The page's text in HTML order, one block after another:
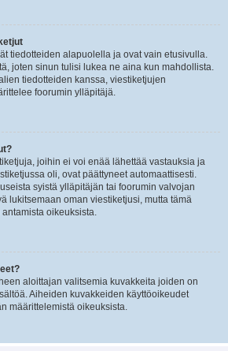
tiedotteiden alapuolella ja ovat vain etusivulla.
joten sinun tulisi lukea ne aina kun mahdollista.
tiedotteiden kanssa, viestiketjujen
foorumin ylläpitäjä.
joihin ei voi enää lähettää vastauksia ja
oli, ovat päättyneet automaattisesti.
syistä ylläpitäjän tai foorumin valvojan
lukitsemaan oman viestiketjusi, mutta tämä
oikeuksista.
aloittajan valitsemia kuvakkeita joiden on
Aiheiden kuvakkeiden käyttöoikeudet
määrittelemistä oikeuksista.